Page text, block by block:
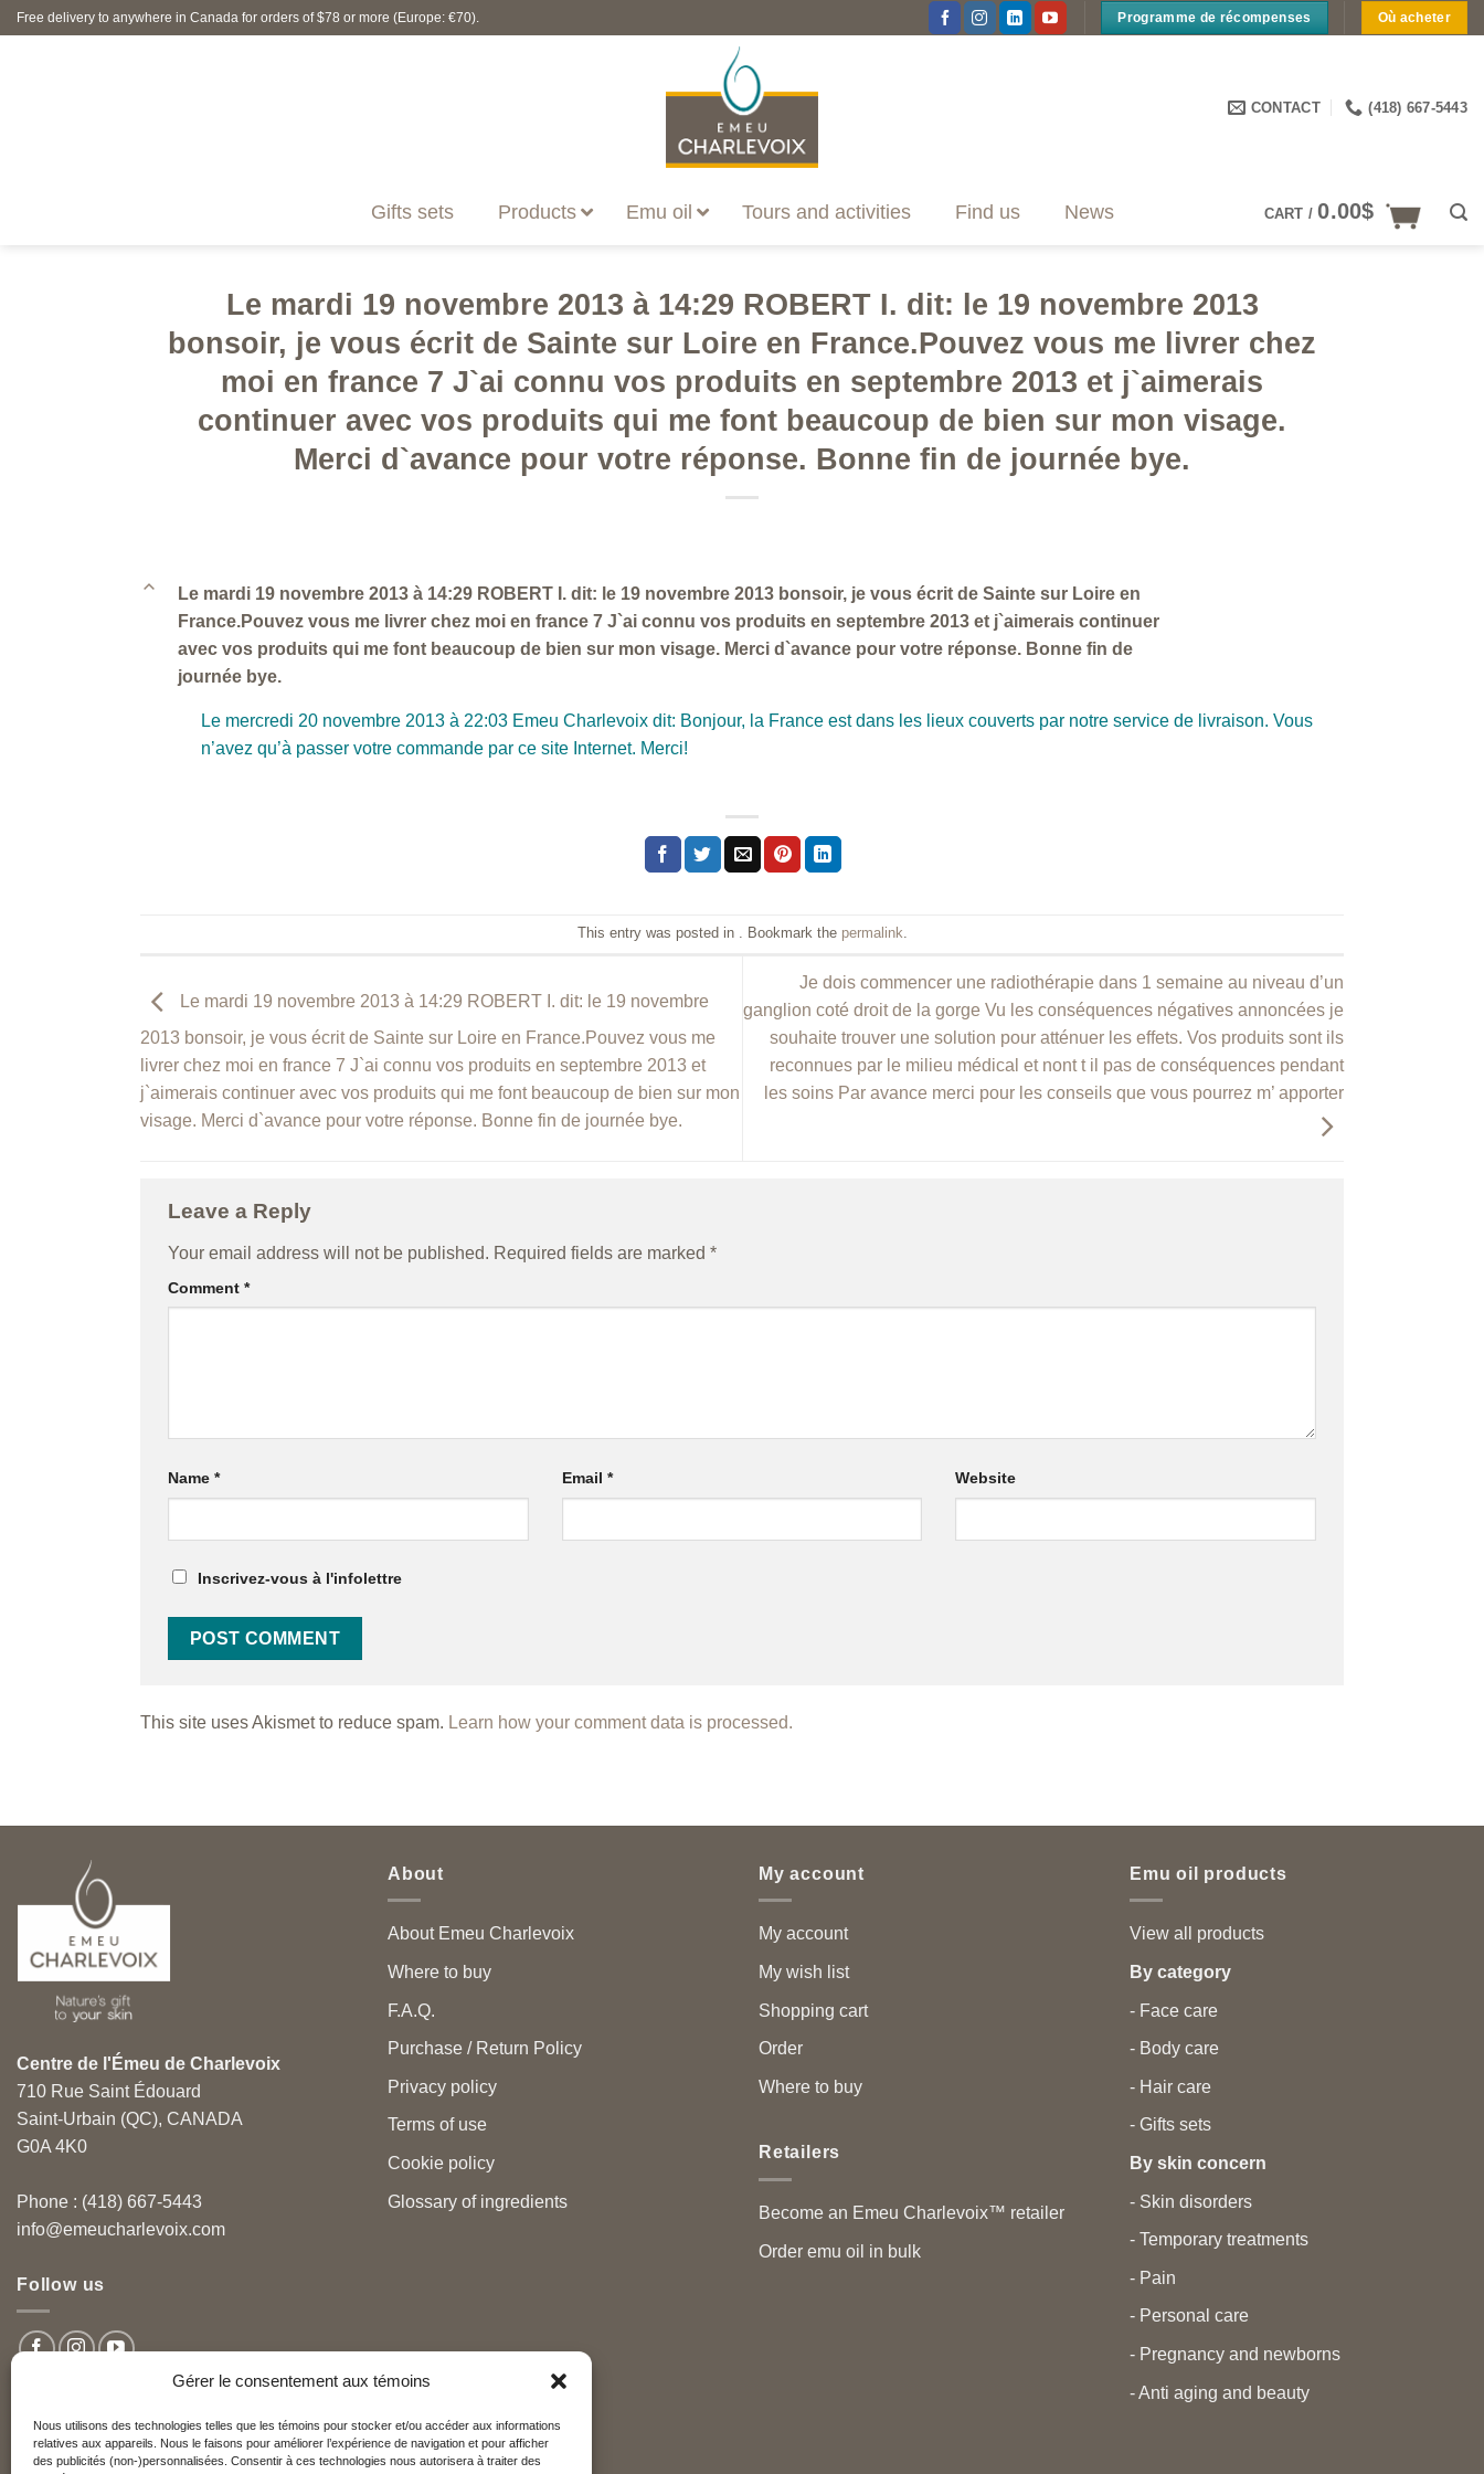
Gérer le consentement aux témoins
Nous utilisons des technologies telles que les témoins pour stocker et/ou accéder aux informations
relatives aux appareils. Nous le faisons pour améliorer l’expérience de navigation et pour afficher
des publicités (non-)personnalisées. Consentir à ces technologies nous autorisera à traiter des
Skip
to
Free delivery to anywhere in Canada for orders of $78 or more (Europe: €70). Programme de récompenses Où acheter
CONTACT (418) 667-5443
Gifts sets Products Emu oil Tours and activities Find us News CART /0.00$
Le mardi 19 novembre 2013 à 14:29 ROBERT I. dit: le 19 novembre 2013
bonsoir, je vous écrit de Sainte sur Loire en France.Pouvez vous me livrer chez
moi en france 7 J`ai connu vos produits en septembre 2013 et j`aimerais
continuer avec vos produits qui me font beaucoup de bien sur mon visage.
Merci d`avance pour votre réponse. Bonne fin de journée bye.
B
Le mardi 19 novembre 2013 à 14:29 ROBERT I. dit: le 19 novembre 2013 bonsoir, je vous écrit de Sainte sur Loire en
France.Pouvez vous me livrer chez moi en france 7 J`ai connu vos produits en septembre 2013 et j`aimerais continuer
avec vos produits qui me font beaucoup de bien sur mon visage. Merci d`avance pour votre réponse. Bonne fin de
journée bye.
Le mercredi 20 novembre 2013 à 22:03 Emeu Charlevoix dit: Bonjour, la France est dans les lieux couverts par notre service de livraison. Vous
n’avez qu’à passer votre commande par ce site Internet. Merci!
This entry was posted in . Bookmark the permalink
Le mardi 19 novembre 2013 à 14:29 ROBERT I. dit: le 19 novembre
2013 bonsoir, je vous écrit de Sainte sur Loire en France.Pouvez vous me
livrer chez moi en france 7 J`ai connu vos produits en septembre 2013 et
j`aimerais continuer avec vos produits qui me font beaucoup de bien sur mon
visage. Merci d`avance pour votre réponse. Bonne fin de journée bye.
Je dois commencer une radiothérapie dans 1 semaine au niveau d’un
ganglion coté droit de la gorge Vu les conséquences négatives annoncées je
souhaite trouver une solution pour atténuer les effets. Vos produits sont ils
reconnues par le milieu médical et nont t il pas de conséquences pendant
les soins Par avance merci pour les conseils que vous pourrez m’ apporter
Leave a Reply
Your email address will not be published. Required fields are marked *
Comment *
Name * Email * Website
Inscrivez-vous à l'infolettre
This site uses Akismet to reduce spam. Learn how your comment data is processed.
Centre de l'Émeu de Charlevoix
710 Rue Saint Édouard
Saint-Urbain (QC), CANADA
G0A 4K0
Phone : (418) 667-5443
info@emeucharlevoix.com
Follow us
About
About Emeu Charlevoix
Where to buy
F.A.Q.
Purchase / Return Policy
Privacy policy
Terms of use
Cookie policy
Glossary of ingredients
My account
My account
My wish list
Shopping cart
Order
Where to buy
Retailers
Become an Emeu Charlevoix™ retailer
Order emu oil in bulk
Emu oil products
View all products
By category
- Face care
- Body care
- Hair care
- Gifts sets
By skin concern
- Skin disorders
- Temporary treatments
- Pain
- Personal care
- Pregnancy and newborns
- Anti aging and beauty
Nos partenaires